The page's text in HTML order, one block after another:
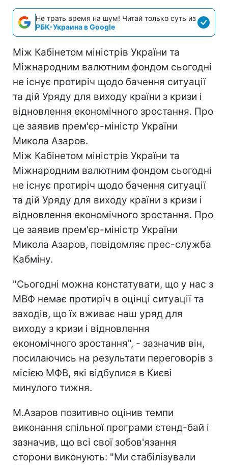
Не трать время на шум! Читай только суть из
РБК-Украина в Google
Між Кабінетом міністрів України та
Міжнародним валютним фондом сьогодні
не існує протиріч щодо бачення ситуації
та дій Уряду для виходу країни з кризи і
відновлення економічного зростання. Про
це заявив прем'єр-міністр України
Микола Азаров.
Між Кабінетом міністрів України та
Міжнародним валютним фондом сьогодні
не існує протиріч щодо бачення ситуації
та дій Уряду для виходу країни з кризи і
відновлення економічного зростання. Про
це заявив прем'єр-міністр України
Микола Азаров, повідомляє прес-служба
Кабміну.
"Сьогодні можна констатувати, що у нас з
МВФ немає протиріч в оцінці ситуації та
заходів, що їх вживає наш уряд для
виходу з кризи і відновлення
економічного зростання", - зазначив він,
посилаючись на результати переговорів з
місією МФВ, які відбулися в Києві
минулого тижня.
М.Азаров позитивно оцінив темпи
виконання спільної програми стенд-бай і
зазначив, що всі свої зобов'язання
сторони виконують: "Ми стабілізували